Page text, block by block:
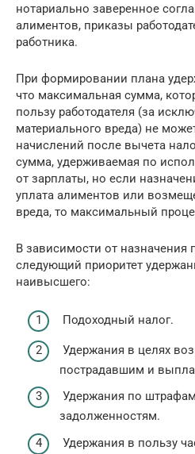
нотариально заверенное
алиментов, приказы
работника.
При формировании плана
что максимальная сумма,
пользу работодателя (за
материального вреда) не
начислений после вычета
сумма, удерживаемая по
от зарплаты, но если
уплата алиментов или
вреда, то максимальный
В зависимости от назначения
следующий приоритет
наивысшего:
Подоходный налог.
Удержания в целях
пострадавшим и
Удержания по
задолженностям.
Удержания в пользу